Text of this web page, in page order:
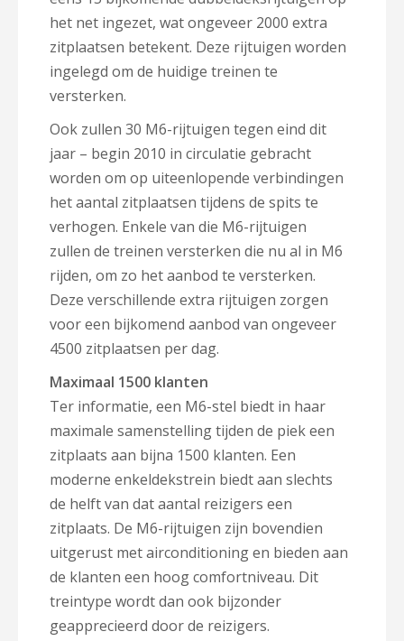
het net ingezet, wat ongeveer 2000 extra
zitplaatsen betekent. Deze rijtuigen worden
ingelegd om de huidige treinen te
versterken.
Ook zullen 30 M6-rijtuigen tegen eind dit
jaar – begin 2010 in circulatie gebracht
worden om op uiteenlopende verbindingen
het aantal zitplaatsen tijdens de spits te
verhogen. Enkele van die M6-rijtuigen
zullen de treinen versterken die nu al in M6
rijden, om zo het aanbod te versterken.
Deze verschillende extra rijtuigen zorgen
voor een bijkomend aanbod van ongeveer
4500 zitplaatsen per dag.
Maximaal 1500 klanten
Ter informatie, een M6-stel biedt in haar
maximale samenstelling tijden de piek een
zitplaats aan bijna 1500 klanten. Een
moderne enkeldekstrein biedt aan slechts
de helft van dat aantal reizigers een
zitplaats. De M6-rijtuigen zijn bovendien
uitgerust met airconditioning en bieden aan
de klanten een hoog comfortniveau. Dit
treintype wordt dan ook bijzonder
geapprecieerd door de reizigers.